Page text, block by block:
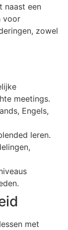
naast een
voor
zowel
meetings.
Engels,
leren.
met